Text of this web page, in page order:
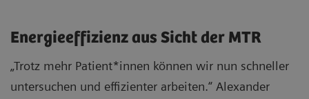
Energieeffizienz aus Sicht der MTR
„Trotz mehr Patient*innen können wir nun schneller
untersuchen und effizienter arbeiten.“ Alexander